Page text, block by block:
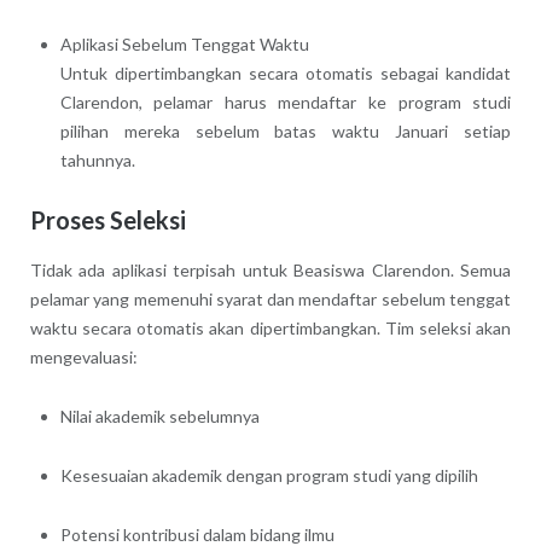
Aplikasi Sebelum Tenggat Waktu
Untuk dipertimbangkan secara otomatis sebagai kandidat
Clarendon, pelamar harus mendaftar ke program studi
pilihan mereka sebelum batas waktu Januari setiap
tahunnya.
Proses Seleksi
Tidak ada aplikasi terpisah untuk Beasiswa Clarendon. Semua
pelamar yang memenuhi syarat dan mendaftar sebelum tenggat
waktu secara otomatis akan dipertimbangkan. Tim seleksi akan
mengevaluasi:
Nilai akademik sebelumnya
Kesesuaian akademik dengan program studi yang dipilih
Potensi kontribusi dalam bidang ilmu